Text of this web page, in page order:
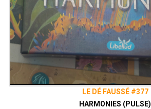
LE DÉ FAUSSÉ #377
HARMONIES (PULSE)